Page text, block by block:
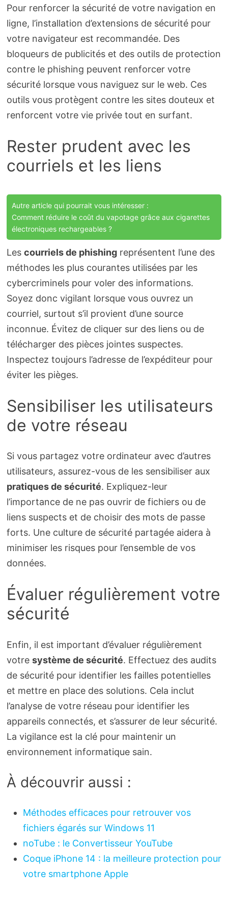
Pour renforcer la sécurité de votre navigation en
ligne, l’installation d’extensions de sécurité pour
votre navigateur est recommandée. Des
bloqueurs de publicités et des outils de protection
contre le phishing peuvent renforcer votre
sécurité lorsque vous naviguez sur le web. Ces
outils vous protègent contre les sites douteux et
renforcent votre vie privée tout en surfant.
Rester prudent avec les
courriels et les liens
Autre article qui pourrait vous intéresser :
Comment réduire le coût du vapotage grâce aux cigarettes
électroniques rechargeables ?
Les courriels de phishingreprésentent l’une des
méthodes les plus courantes utilisées par les
cybercriminels pour voler des informations.
Soyez donc vigilant lorsque vous ouvrez un
courriel, surtout s’il provient d’une source
inconnue. Évitez de cliquer sur des liens ou de
télécharger des pièces jointes suspectes.
Inspectez toujours l’adresse de l’expéditeur pour
éviter les pièges.
Sensibiliser les utilisateurs
de votre réseau
Si vous partagez votre ordinateur avec d’autres
utilisateurs, assurez-vous de les sensibiliser aux
pratiques de sécurité. Expliquez-leur
l’importance de ne pas ouvrir de fichiers ou de
liens suspects et de choisir des mots de passe
forts. Une culture de sécurité partagée aidera à
minimiser les risques pour l’ensemble de vos
données.
Évaluer régulièrement votre
sécurité
Enfin, il est important d’évaluer régulièrement
votre système de sécurité. Effectuez des audits
de sécurité pour identifier les failles potentielles
et mettre en place des solutions. Cela inclut
l’analyse de votre réseau pour identifier les
appareils connectés, et s’assurer de leur sécurité.
La vigilance est la clé pour maintenir un
environnement informatique sain.
À découvrir aussi :
Méthodes efficaces pour retrouver vos
fichiers égarés sur Windows 11
noTube : le Convertisseur YouTube
Coque iPhone 14 : la meilleure protection pour
votre smartphone Apple